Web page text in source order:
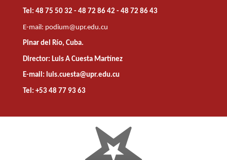
Tel: 48 75 50 32 - 48 72 86 42 - 48 72 86 43
E-mail: podium@upr.edu.cu
Pinar del Río, Cuba.
Director: Luis A Cuesta Martínez
E-mail: luis.cuesta@upr.edu.cu
Tel: +53 48 77 93 63